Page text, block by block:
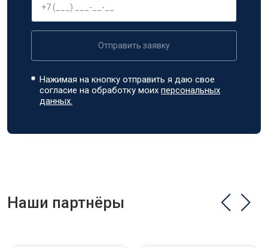
Отправить заявку
Нажимая на кнопку отправить я даю свое
согласие на обработку моихперсональных
данных.
Наши партнёры